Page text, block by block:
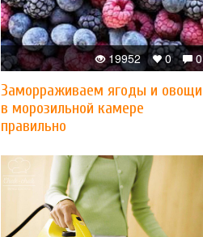
0
0
19952
Заморраживаем ягоды и овощи
в морозильной камере
правильно